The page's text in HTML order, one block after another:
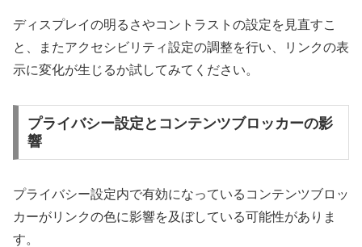
ディスプレイの明るさやコントラストの設定を見直すこ
と、またアクセシビリティ設定の調整を行い、リンクの表
示に変化が生じるか試してみてください。
プライバシー設定とコンテンツブロッカーの影
響
プライバシー設定内で有効になっているコンテンツブロッ
カーがリンクの色に影響を及ぼしている可能性がありま
す。